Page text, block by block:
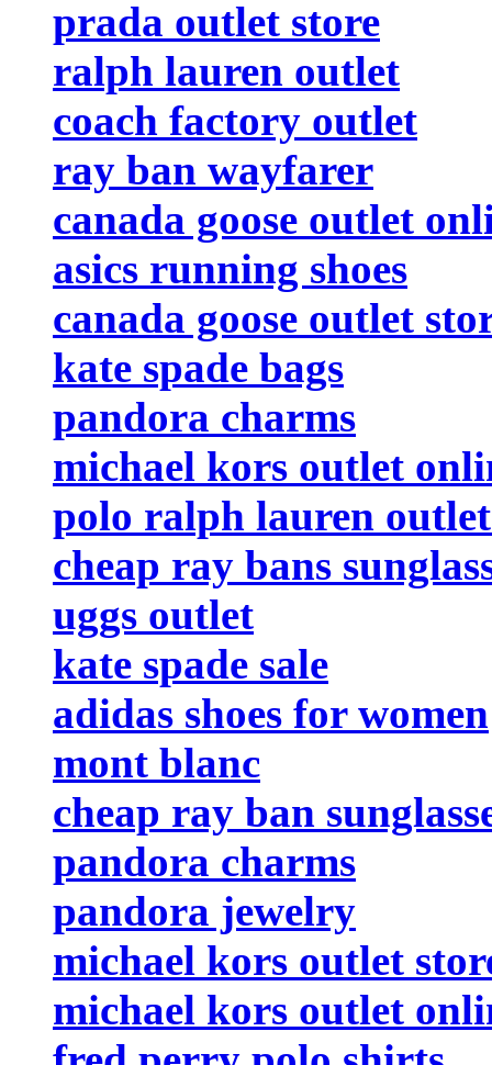
prada outlet store
ralph lauren outlet
coach factory outlet
ray ban wayfarer
canada goose outlet
asics running shoes
canada goose outlet
kate spade bags
pandora charms
michael kors outlet
polo ralph lauren
cheap ray bans
uggs outlet
kate spade sale
adidas shoes for women
mont blanc
cheap ray ban
pandora charms
pandora jewelry
michael kors outlet
michael kors outlet